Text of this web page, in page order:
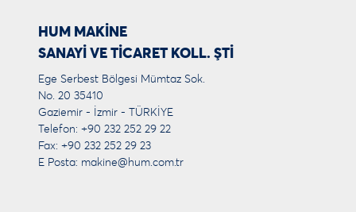
HUM MAKİNE
SANAYİ VE TİCARET KOLL. ŞTİ
Ege Serbest Bölgesi Mümtaz Sok.
No. 20 35410
Gaziemir - İzmir - TÜRKİYE
Telefon: +90 232 252 29 22
Fax: +90 232 252 29 23
E Posta: makine@hum.com.tr